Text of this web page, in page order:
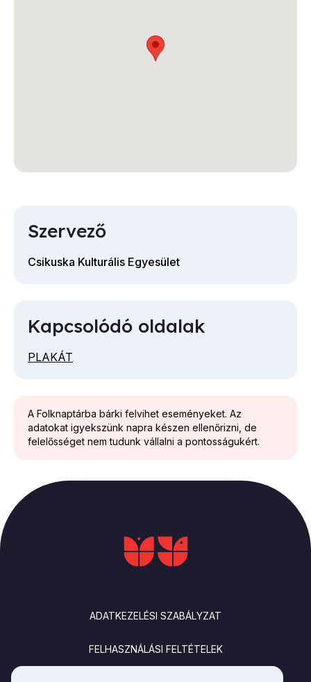
A Folknaptárba bárki felvihet eseményeket. Az
adatokat igyekszünk napra készen ellenőrizni, de
felelősséget nem tudunk vállalni a pontosságukért.
Szervező
Csikuska Kulturális Egyesület
Kapcsolódó oldalak
PLAKÁT
ADATKEZELÉSI SZABÁLYZAT
FELHASZNÁLÁSI FELTÉTELEK